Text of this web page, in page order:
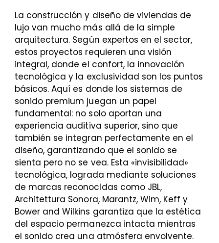
La construcción y diseño de viviendas de
lujo van mucho más allá de la simple
arquitectura. Según expertos en el sector,
estos proyectos requieren una visión
integral, donde el confort, la innovación
tecnológica y la exclusividad son los puntos
básicos. Aquí es donde los sistemas de
sonido premium juegan un papel
fundamental: no solo aportan una
experiencia auditiva superior, sino que
también se integran perfectamente en el
diseño, garantizando que el sonido se
sienta pero no se vea. Esta «invisibilidad»
tecnológica, lograda mediante soluciones
de marcas reconocidas como JBL,
Architettura Sonora, Marantz, Wim, Keff y
Bower and Wilkins garantiza que la estética
del espacio permanezca intacta mientras
el sonido crea una atmósfera envolvente.